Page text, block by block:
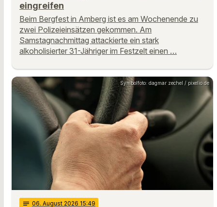
eingreifen
Beim Bergfest in Amberg ist es am Wochenende zu
zwei Polizeieinsätzen gekommen. Am
Samstagnachmittag attackierte ein stark
alkoholisierter 31-Jähriger im Festzelt einen …
Symbolfoto: dagmar zechel / pixelio.de
notes 06. August 2026 15:49